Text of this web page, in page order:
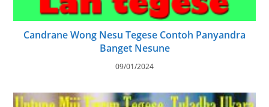
Candrane Wong Nesu Tegese Contoh Panyandra
Banget Nesune
09/01/2024